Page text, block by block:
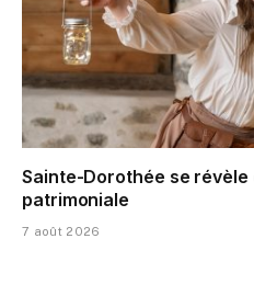
Sainte-Dorothée se
patrimoniale
7 août 2026